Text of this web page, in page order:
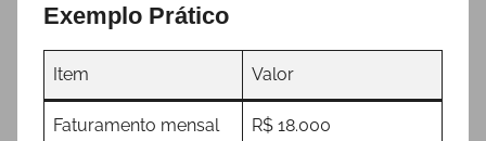
Exemplo Prático
Item Valor
Faturamento mensal R$ 18.000